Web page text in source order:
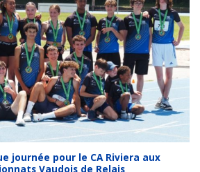
journée pour le CA Riviera aux
Vaudois de Relais